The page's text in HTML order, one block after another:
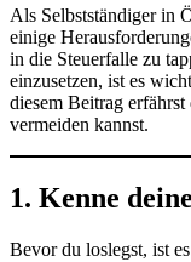
Als Selbstständiger in
einige
in die Steuerfalle zu
einzusetzen, ist es
diesem Beitrag
vermeiden kannst.
1. Kenne
Bevor du loslegst, ist